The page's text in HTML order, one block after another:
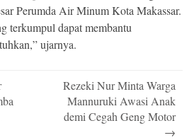
Perumda Air Minum Kota Makassar.
terkumpul dapat membantu
ujarnya.
Rezeki Nur Minta Warga
Mannuruki Awasi Anak
demi Cegah Geng Motor
→